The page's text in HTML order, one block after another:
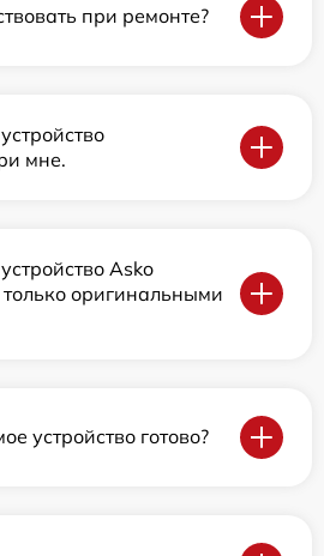
при ремонте?
мне.
Asko
оригинальными
устройство готово?